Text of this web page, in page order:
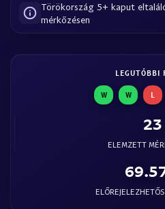
Törökország 5+ kaput
mérkőzésen
LEGUTÓBBI
W W L
23
ELEMZETT